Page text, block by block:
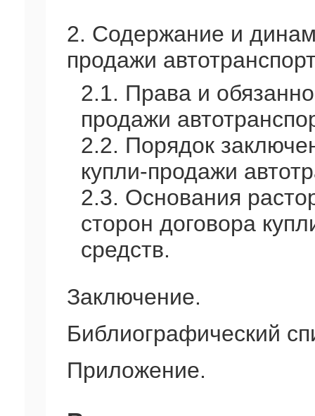
2. Содержание и
продажи
2.1. Права и
продажи
2.2. Порядок
купли-продажи
2.3. Основания
сторон договора
средств.
Заключение.
Библиографический
Приложение.